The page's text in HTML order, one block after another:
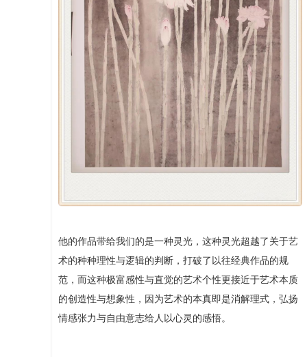
他的作品带给我们的是一种灵光，这种灵光超越了关于艺
术的种种理性与逻辑的判断，打破了以往经典作品的规
范，而这种极富感性与直觉的艺术个性更接近于艺术本质
的创造性与想象性，因为艺术的本真即是消解理式，弘扬
情感张力与自由意志给人以心灵的感悟。